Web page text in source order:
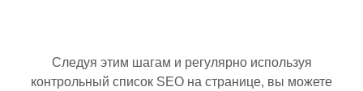
Следуя этим шагам и регулярно используя
контрольный список SEO на странице, вы можете